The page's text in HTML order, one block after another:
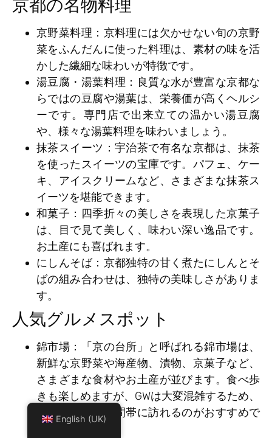
京都の名物料理
京野菜料理 ：京料理には欠かせない旬の京野
菜をふんだんに使った料理は、素材の味を活
かした繊細な味わいが特徴です。
湯豆腐・湯葉料理 ：良質な水が豊富な京都な
らではの豆腐や湯葉は、栄養価が高くヘルシ
ーです。専門店で出来立ての温かい湯豆腐
や、様々な湯葉料理を味わいましょう。
抹茶スイーツ ：宇治茶で有名な京都は、抹茶
を使ったスイーツの宝庫です。パフェ、ケー
キ、アイスクリームなど、さまざまな抹茶ス
イーツを堪能できます。
和菓子 ：四季折々の美しさを表現した京菓子
は、目で見て美しく、味わい深い逸品です。
お土産にも喜ばれます。
にしんそば：京都独特の甘く煮たにしんとそ
ばの組み合わせは、独特の美味しさがありま
す。
人気グルメスポット
錦市場 ：「京の台所」と呼ばれる錦市場は、
新鮮な京野菜や海産物、漬物、京菓子など、
さまざまな食材やお土産が並びます。食べ歩
きも楽しめますが、GWは大変混雑するため、
午前中の早い時間帯に訪れるのがおすすめで
English (UK)